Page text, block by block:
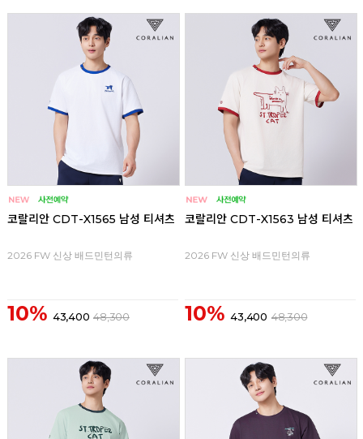
코랄리안 CDT-X1565 남성 티셔츠
2026 FW 신상 배드민턴의류
10% 43,400 48,300
코랄리안 CDT-X1563 남성 티셔츠
2026 FW 신상 배드민턴의류
10% 43,400 48,300